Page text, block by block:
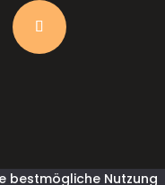
bestmögliche Nutzung